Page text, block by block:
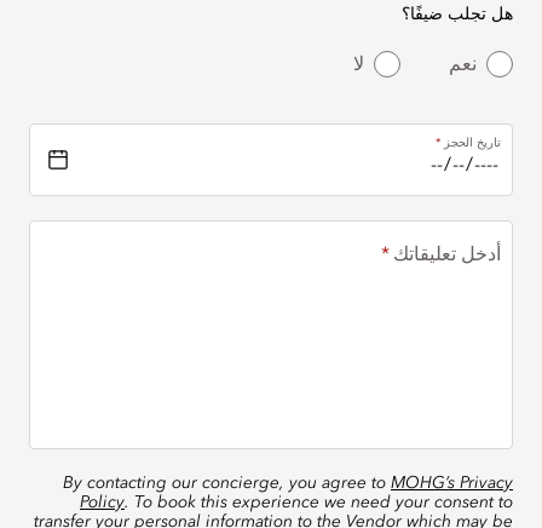
هل تجلب ضيفًا؟
نعم لا
تاريخ الحجز
أدخل تعليقاتك
By contacting our concierge, you agree to MOHG’s Privacy
Policy. To book this experience we need your consent to
transfer your personal information to the Vendor which may be